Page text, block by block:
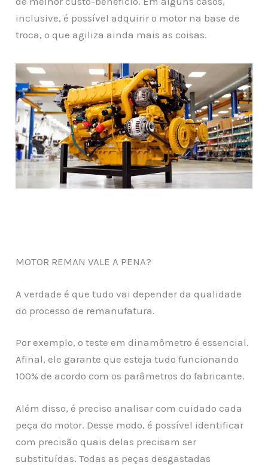
inclusive, é possível adquirir o motor na base de
troca, o que agiliza ainda mais as coisas.
MOTOR REMAN VALE A PENA?
A verdade é que tudo vai depender da qualidade
do processo de remanufatura.
Por exemplo, o teste em dinamômetro é essencial.
Afinal, ele garante que esteja tudo funcionando
100% de acordo com os parâmetros do fabricante.
Além disso, é preciso analisar com cuidado cada
peça do motor. Desse modo, é possível identificar
com precisão quais delas precisam ser
substituídas. Todas as peças desgastadas